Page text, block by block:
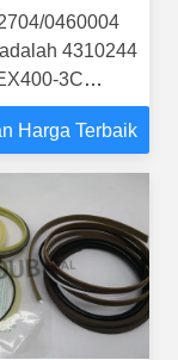
0460004
4310244
3C
BOOM ARM
Harga Terbaik